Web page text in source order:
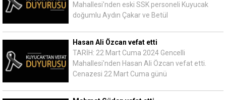
Mahallesi'nden eski SSK personeli Kuyucak
doğumlu Aydın Çakar ve Betül
Hasan Ali Özcan vefat etti
TARİH: 22 Mart Cuma 2024 Gencelli
Mahallesi'nden Hasan Ali Özcan vefat etti.
Cenazesi 22 Mart Cuma günü